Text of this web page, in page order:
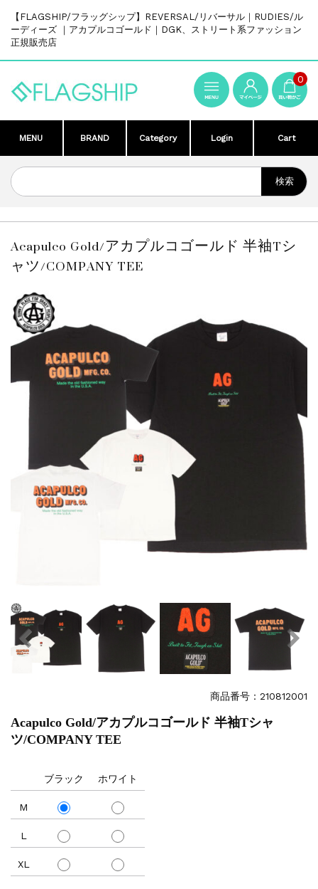
【FLAGSHIP/フラッグシップ】REVERSAL/リバーサル｜RUDIES/ル
ーディーズ ｜アカプルコゴールド｜DGK、ストリート系ファッション
正規販売店
0
MENU BRAND Category Login Cart
Acapulco Gold/アカプルコゴールド 半袖Tシ
ャツ/COMPANY TEE
商品番号：210812001
Acapulco Gold/アカプルコゴールド 半袖Tシャ
ツ/COMPANY TEE
M
L
XL
ブラック ホワイト